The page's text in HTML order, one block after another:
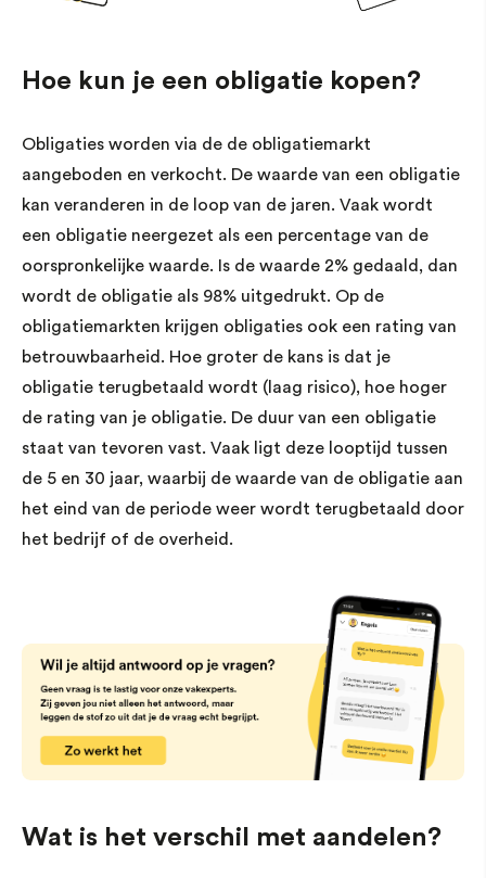
Hoe kun je een obligatie kopen?
Obligaties worden via de de obligatiemarkt
aangeboden en verkocht. De waarde van een obligatie
kan veranderen in de loop van de jaren. Vaak wordt
een obligatie neergezet als een percentage van de
oorspronkelijke waarde. Is de waarde 2% gedaald, dan
wordt de obligatie als 98% uitgedrukt. Op de
obligatiemarkten krijgen obligaties ook een rating van
betrouwbaarheid. Hoe groter de kans is dat je
obligatie terugbetaald wordt (laag risico), hoe hoger
de rating van je obligatie. De duur van een obligatie
staat van tevoren vast. Vaak ligt deze looptijd tussen
de 5 en 30 jaar, waarbij de waarde van de obligatie aan
het eind van de periode weer wordt terugbetaald door
het bedrijf of de overheid.
Wat is het verschil met aandelen?